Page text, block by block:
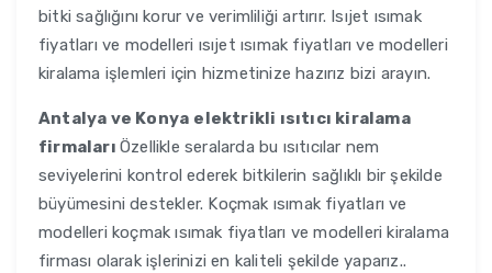
bitki sağlığını korur ve verimliliği artırır. Isıjet ısımak
fiyatları ve modelleri ısıjet ısımak fiyatları ve modelleri
kiralama işlemleri için hizmetinize hazırız bizi arayın.
Antalya ve Konya elektrikli ısıtıcı kiralama
firmaları Özellikle seralarda bu ısıtıcılar nem
seviyelerini kontrol ederek bitkilerin sağlıklı bir şekilde
büyümesini destekler. Koçmak ısımak fiyatları ve
modelleri koçmak ısımak fiyatları ve modelleri kiralama
firması olarak işlerinizi en kaliteli şekilde yaparız..